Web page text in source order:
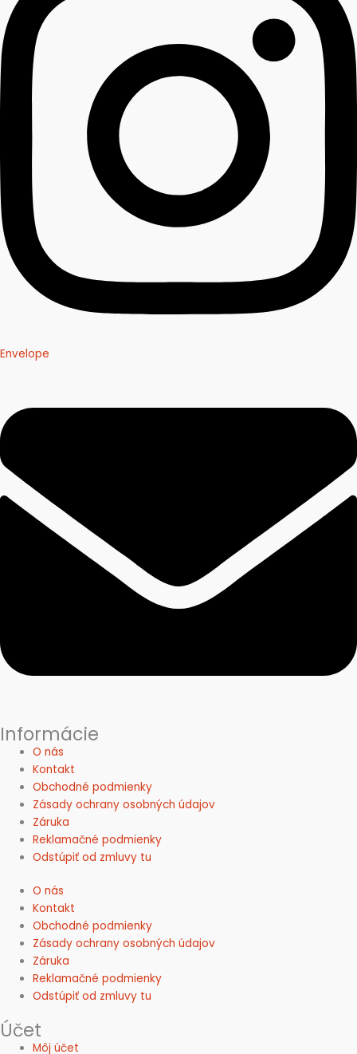
Envelope
Informácie
O nás
Kontakt
Obchodné podmienky
Zásady ochrany osobných údajov
Záruka
Reklamačné podmienky
Odstúpiť od zmluvy tu
O nás
Kontakt
Obchodné podmienky
Zásady ochrany osobných údajov
Záruka
Reklamačné podmienky
Odstúpiť od zmluvy tu
Účet
Môj účet